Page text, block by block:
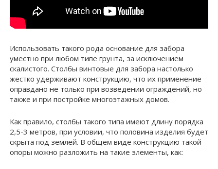
Использовать такого рода основание для забора
уместно при любом типе грунта, за исключением
скалистого. Столбы винтовые для забора настолько
жестко удерживают конструкцию, что их применение
оправдано не только при возведении ограждений, но
также и при постройке многоэтажных домов.
Как правило, столбы такого типа имеют длину порядка
2,5-3 метров, при условии, что половина изделия будет
скрыта под землей. В общем виде конструкцию такой
опоры можно разложить на такие элементы, как: